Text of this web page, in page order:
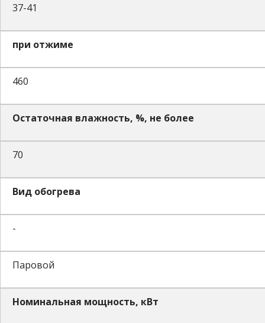
37-41
при отжиме
460
Остаточная влажность, %, не более
70
Вид обогрева
-
Паровой
Номинальная мощность, кВт